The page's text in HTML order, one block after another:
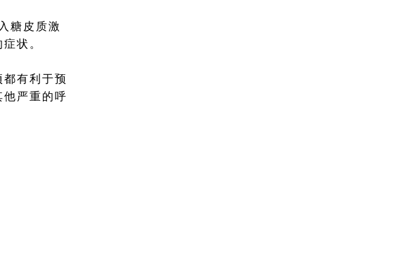
糖皮质激
状。
有利于预
严重的呼